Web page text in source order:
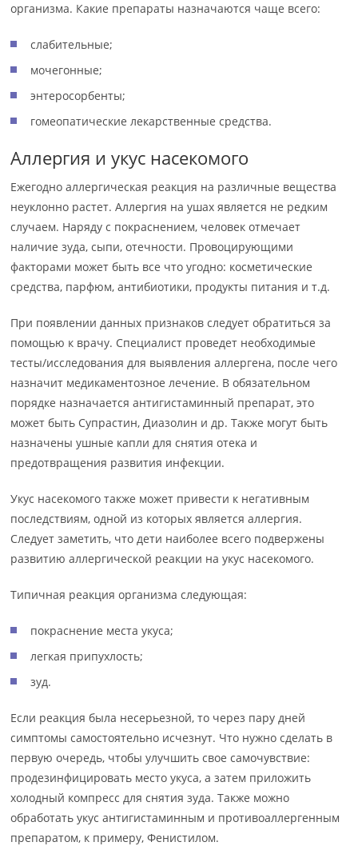
организма. Какие препараты назначаются чаще всего:
слабительные;
мочегонные;
энтеросорбенты;
гомеопатические лекарственные средства.
Аллергия и укус насекомого
Ежегодно аллергическая реакция на различные вещества
неуклонно растет. Аллергия на ушах является не редким
случаем. Наряду с покраснением, человек отмечает
наличие зуда, сыпи, отечности. Провоцирующими
факторами может быть все что угодно: косметические
средства, парфюм, антибиотики, продукты питания и т.д.
При появлении данных признаков следует обратиться за
помощью к врачу. Специалист проведет необходимые
тесты/исследования для выявления аллергена, после чего
назначит медикаментозное лечение. В обязательном
порядке назначается антигистаминный препарат, это
может быть Супрастин, Диазолин и др. Также могут быть
назначены ушные капли для снятия отека и
предотвращения развития инфекции.
Укус насекомого также может привести к негативным
последствиям, одной из которых является аллергия.
Следует заметить, что дети наиболее всего подвержены
развитию аллергической реакции на укус насекомого.
Типичная реакция организма следующая:
покраснение места укуса;
легкая припухлость;
зуд.
Если реакция была несерьезной, то через пару дней
симптомы самостоятельно исчезнут. Что нужно сделать в
первую очередь, чтобы улучшить свое самочувствие:
продезинфицировать место укуса, а затем приложить
холодный компресс для снятия зуда. Также можно
обработать укус антигистаминным и противоаллергенным
препаратом, к примеру, Фенистилом.